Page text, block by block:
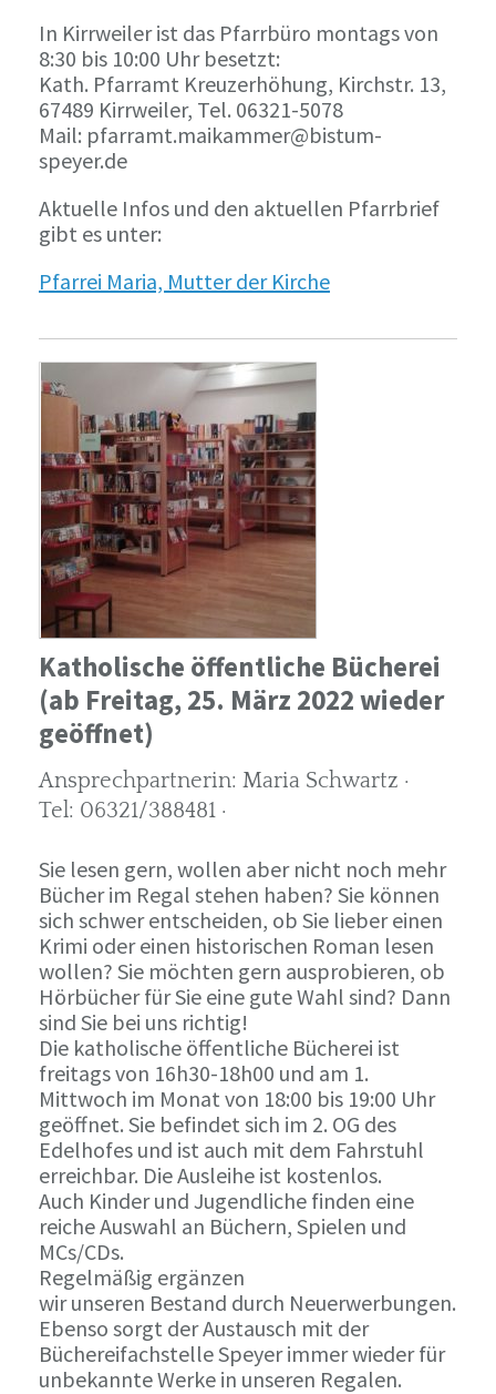
In Kirrweiler ist das Pfarrbüro montags von
8:30 bis 10:00 Uhr besetzt:
Kath. Pfarramt Kreuzerhöhung, Kirchstr. 13,
67489 Kirrweiler, Tel. 06321-5078
Mail: pfarramt.maikammer@bistum-
speyer.de
Aktuelle Infos und den aktuellen Pfarrbrief
gibt es unter:
Pfarrei Maria, Mutter der Kirche
Katholische öffentliche Bücherei
(ab Freitag, 25. März 2022 wieder
geöffnet)
Ansprechpartnerin: Maria Schwartz ·
Tel: 06321/388481 ·
Sie lesen gern, wollen aber nicht noch mehr
Bücher im Regal stehen haben? Sie können
sich schwer entscheiden, ob Sie lieber einen
Krimi oder einen historischen Roman lesen
wollen? Sie möchten gern ausprobieren, ob
Hörbücher für Sie eine gute Wahl sind? Dann
sind Sie bei uns richtig!
Die katholische öffentliche Bücherei ist
freitags von 16h30-18h00 und am 1.
Mittwoch im Monat von 18:00 bis 19:00 Uhr
geöffnet. Sie befindet sich im 2. OG des
Edelhofes und ist auch mit dem Fahrstuhl
erreichbar. Die Ausleihe ist kostenlos.
Auch Kinder und Jugendliche finden eine
reiche Auswahl an Büchern, Spielen und
MCs/CDs.
Regelmäßig ergänzen
wir unseren Bestand durch Neuerwerbungen.
Ebenso sorgt der Austausch mit der
Büchereifachstelle Speyer immer wieder für
unbekannte Werke in unseren Regalen.